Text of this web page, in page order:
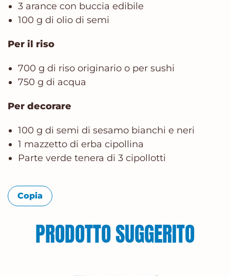
3 arance con buccia edibile
100 g di olio di semi
Per il riso
700 g di riso originario o per sushi
750 g di acqua
Per decorare
100 g di semi di sesamo bianchi e neri
1 mazzetto di erba cipollina
Parte verde tenera di 3 cipollotti
Copia
PRODOTTO SUGGERITO